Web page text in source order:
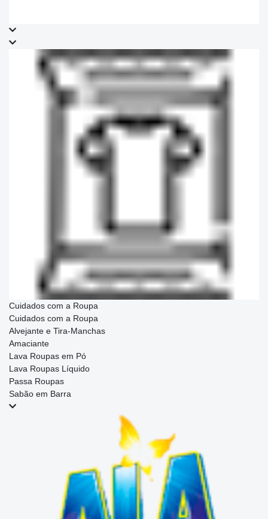
Cuidados com a Roupa
Cuidados com a Roupa
Alvejante e Tira-Manchas
Amaciante
Lava Roupas em Pó
Lava Roupas Líquido
Passa Roupas
Sabão em Barra